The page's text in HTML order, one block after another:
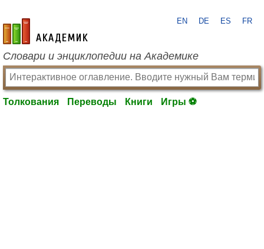
academic.ru
EN DE ES FR
Словари и энциклопедии на Академике
Толкования Переводы Книги Игры ⚽